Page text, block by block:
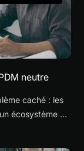
neutre
caché : les
écosystème et